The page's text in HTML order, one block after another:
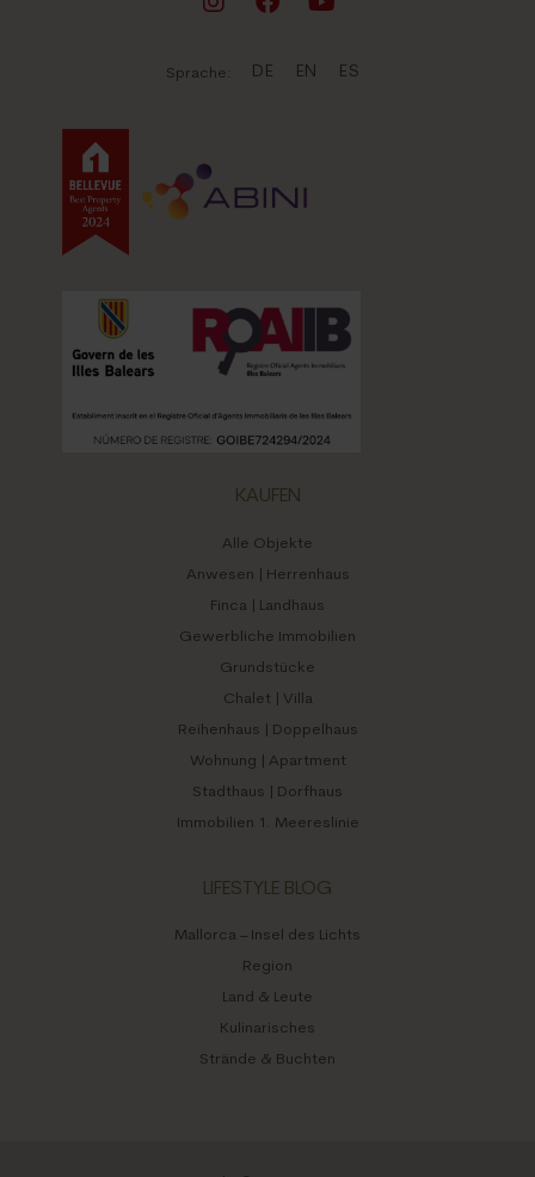
Sprache: DE EN ES
KAUFEN
Alle Objekte
Anwesen | Herrenhaus
Finca | Landhaus
Gewerbliche Immobilien
Grundstücke
Chalet | Villa
Reihenhaus | Doppelhaus
Wohnung | Apartment
Stadthaus | Dorfhaus
Immobilien 1. Meereslinie
LIFESTYLE BLOG
Mallorca – Insel des Lichts
Region
Land & Leute
Kulinarisches
Strände & Buchten